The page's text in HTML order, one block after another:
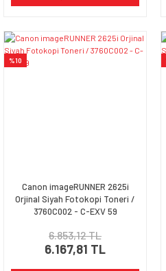
%10
Canon imageRUNNER 2625i
Orjinal Siyah Fotokopi Toneri /
3760C002 - C-EXV 59
6.853,12 TL
6.167,81 TL